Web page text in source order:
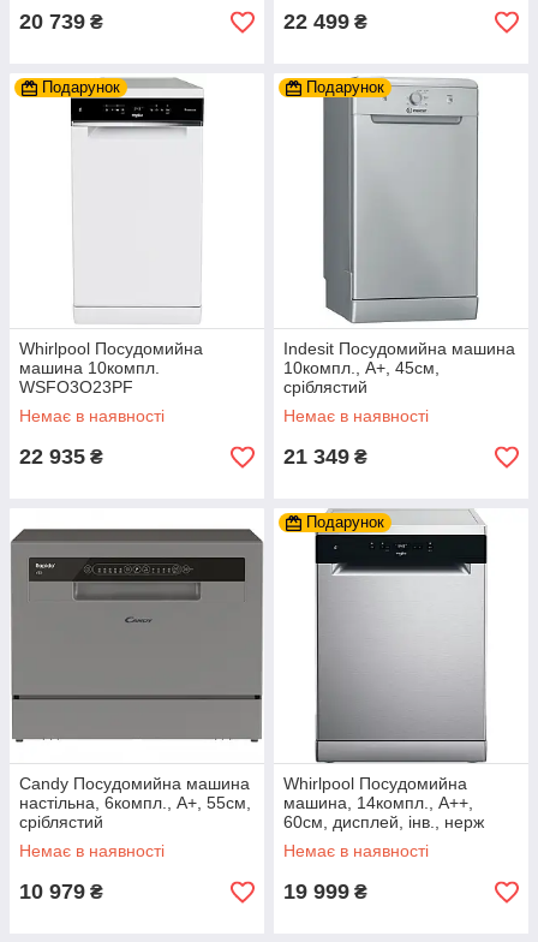
20 739 ₴ 22 499 ₴
Подарунок
Whirlpool Посудомийна
машина 10компл.
WSFO3O23PF
Немає в наявності
22 935 ₴
Подарунок
Indesit Посудомийна машина
10компл., A+, 45см,
сріблястий
Немає в наявності
21 349 ₴
Candy Посудомийна машина
настільна, 6компл., A+, 55см,
cріблястий
Немає в наявності
10 979 ₴
Подарунок
Whirlpool Посудомийна
машина, 14компл., A++,
60см, дисплей, інв., нерж
Немає в наявності
19 999 ₴